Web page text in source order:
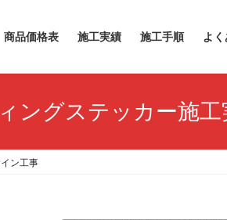
商品価格表 施工実績 施工手順 よ
ングステッカー施工
ン工事